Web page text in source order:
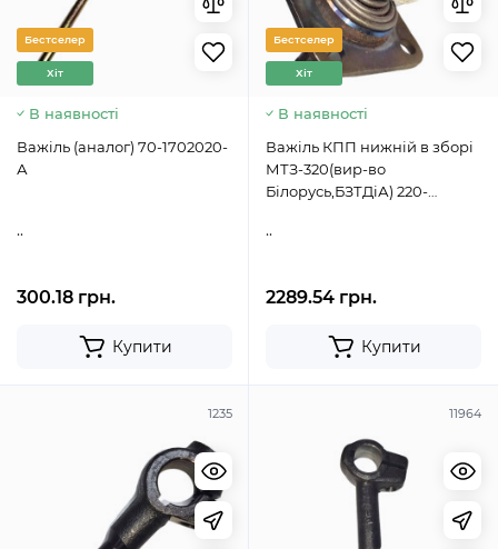
Бестселер
Хіт
В наявності
Важіль (аналог) 70-1702020-
А
..
300.18 грн.
Купити
Бестселер
Хіт
В наявності
Важіль КПП нижній в зборі
МТЗ-320(вир-во
Білорусь,БЗТДіА) 220-
..
2289.54 грн.
Купити
1235 11964